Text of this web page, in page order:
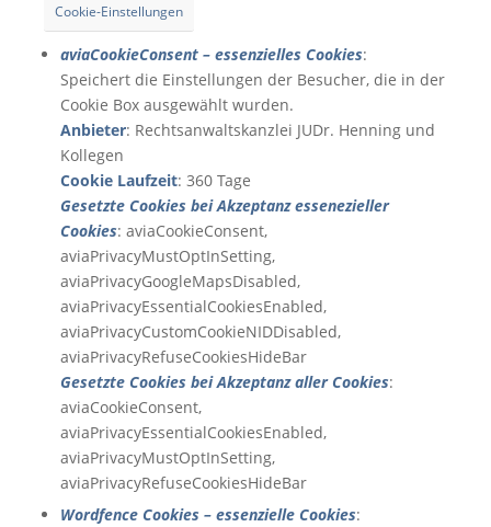
Cookie-Einstellungen
aviaCookieConsent – essenzielles Cookies:
Speichert die Einstellungen der Besucher, die in der
Cookie Box ausgewählt wurden.
Anbieter: Rechtsanwaltskanzlei JUDr. Henning und
Kollegen
Cookie Laufzeit: 360 Tage
Gesetzte Cookies bei Akzeptanz essenezieller
Cookies: aviaCookieConsent,
aviaPrivacyMustOptInSetting,
aviaPrivacyGoogleMapsDisabled,
aviaPrivacyEssentialCookiesEnabled,
aviaPrivacyCustomCookieNIDDisabled,
aviaPrivacyRefuseCookiesHideBar
Gesetzte Cookies bei Akzeptanz aller Cookies:
aviaCookieConsent,
aviaPrivacyEssentialCookiesEnabled,
aviaPrivacyMustOptInSetting,
aviaPrivacyRefuseCookiesHideBar
Wordfence Cookies – essenzielle Cookies: